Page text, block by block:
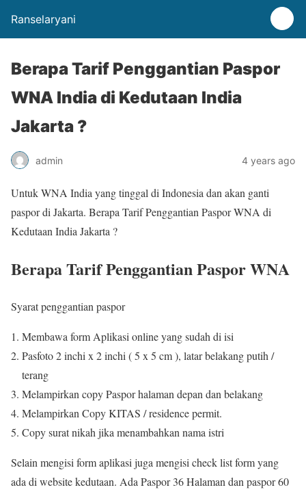
Ranselaryani
Berapa Tarif Penggantian Paspor
WNA India di Kedutaan India
Jakarta ?
admin 4 years ago
Untuk WNA India yang tinggal di Indonesia dan akan ganti
paspor di Jakarta. Berapa Tarif Penggantian Paspor WNA di
Kedutaan India Jakarta ?
Berapa Tarif Penggantian Paspor WNA
Syarat penggantian paspor
Membawa form Aplikasi online yang sudah di isi
Pasfoto 2 inchi x 2 inchi ( 5 x 5 cm ), latar belakang putih /
terang
Melampirkan copy Paspor halaman depan dan belakang
Melampirkan Copy KITAS / residence permit.
Copy surat nikah jika menambahkan nama istri
Selain mengisi form aplikasi juga mengisi check list form yang
ada di website kedutaan. Ada Paspor 36 Halaman dan paspor 60